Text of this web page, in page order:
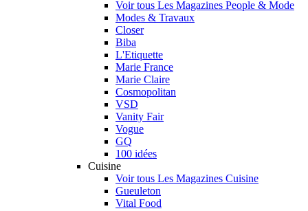
Voir tous Les Magazines People & Mode
Modes & Travaux
Closer
Biba
L'Etiquette
Marie France
Marie Claire
Cosmopolitan
VSD
Vanity Fair
Vogue
GQ
100 idées
Cuisine
Voir tous Les Magazines Cuisine
Gueuleton
Vital Food